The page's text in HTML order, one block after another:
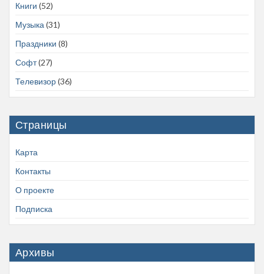
Книги (52)
Музыка(31)
Праздники (8)
Софт(27)
Телевизор(36)
Страницы
Карта
Контакты
О проекте
Подписка
Архивы